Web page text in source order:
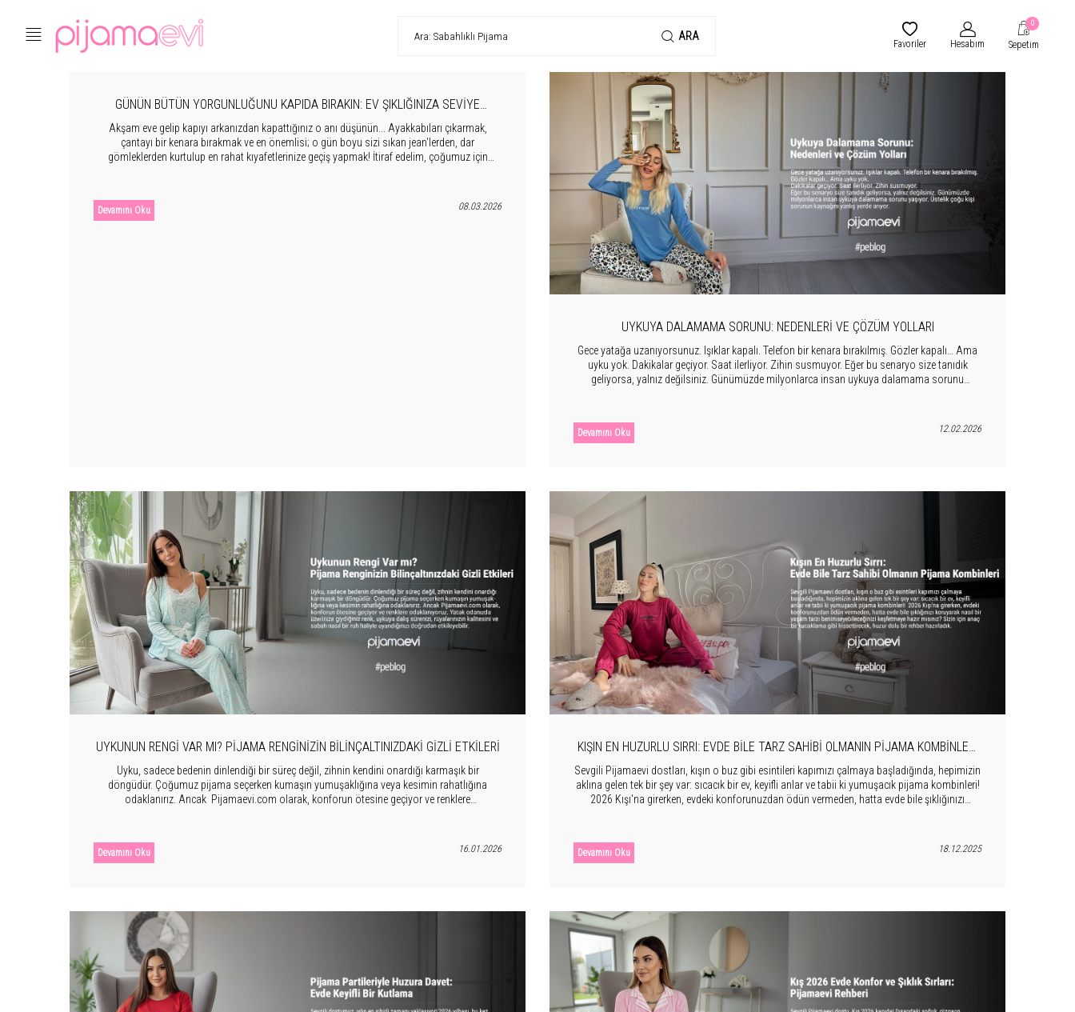
ARA
Favoriler Hesabım
0
Sepetim
GÜNÜN BÜTÜN YORGUNLUĞUNU KAPIDA BIRAKIN: EV ŞIKLIĞINIZA SEVIYE
ATLATACAK PIJAMA SEÇIM REHBERI
Akşam eve gelip kapıyı arkanızdan kapattığınız o anı düşünün... Ayakkabıları çıkarmak,
çantayı bir kenara bırakmak ve en önemlisi; o gün boyu sizi sıkan jean'lerden, dar
gömleklerden kurtulup en rahat kıyafetlerinize geçiş yapmak! İtiraf edelim, çoğumuz için
Devamını Oku 08.03.2026
UYKUYA DALAMAMA SORUNU: NEDENLERI VE ÇÖZÜM YOLLARI
Gece yatağa uzanıyorsunuz. Işıklar kapalı. Telefon bir kenara bırakılmış. Gözler kapalı… Ama
uyku yok. Dakikalar geçiyor. Saat ilerliyor. Zihin susmuyor. Eğer bu senaryo size tanıdık
geliyorsa, yalnız değilsiniz. Günümüzde milyonlarca insan uykuya dalamama sorunu
Devamını Oku 12.02.2026
UYKUNUN RENGI VAR MI? PIJAMA RENGINIZIN BILINÇALTINIZDAKI GIZLI ETKILERI
Uyku, sadece bedenin dinlendiği bir süreç değil, zihnin kendini onardığı karmaşık bir
döngüdür. Çoğumuz pijama seçerken kumaşın yumuşaklığına veya kesimin rahatlığına
odaklanırız. Ancak Pijamaevi.com olarak, konforun ötesine geçiyor ve renklere
Devamını Oku 16.01.2026
KIŞIN EN HUZURLU SIRRI: EVDE BILE TARZ SAHIBI OLMANIN PIJAMA KOMBINLERI
REHBERI!
Sevgili Pijamaevi dostları, kışın o buz gibi esintileri kapımızı çalmaya başladığında, hepimizin
aklına gelen tek bir şey var: sıcacık bir ev, keyifli anlar ve tabii ki yumuşacık pijama kombinleri!
2026 Kışı'na girerken, evdeki konforunuzdan ödün vermeden, hatta evde bile şıklığınızı
Devamını Oku 18.12.2025